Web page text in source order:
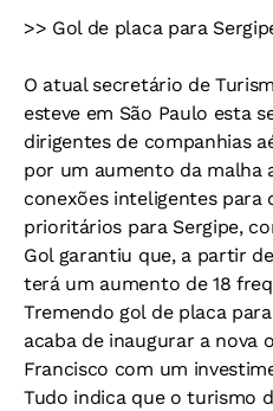
>> Gol de placa para
O atual secretário de
esteve em São Paulo esta
dirigentes de companhias
por um aumento da malha
conexões inteligentes para
prioritários para Sergipe,
Gol garantiu que, a partir
terá um aumento de 18
Tremendo gol de placa
acaba de inaugurar a nova
Francisco com um
Tudo indica que o turismo